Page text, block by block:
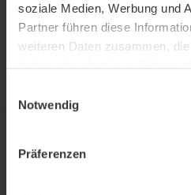
soziale Medien, Werbung und
Partner führen diese
weiteren Daten zusammen,
haben oder die sie im
Notwendig
Präferenzen
ATLANTIC Hotel Landgut Horn
Leher Heerstraße 140